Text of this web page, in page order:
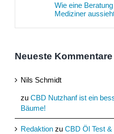
Wie eine
Mediziner
Neueste Kommentare
Nils Schmidt
zu CBD Nutzhanf ist ein
Bäume!
Redaktion zu CBD Öl Test